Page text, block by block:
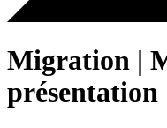
Migration |
présentation